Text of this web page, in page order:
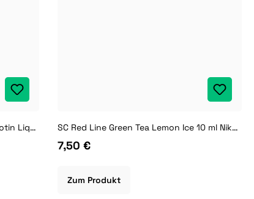
SC Red Line Double Apple 10 ml Nikotin Liquid SC Red Line Green Tea Lemon Ice 10 ml Nikotin Liquid
7,50 €
Zum Produkt